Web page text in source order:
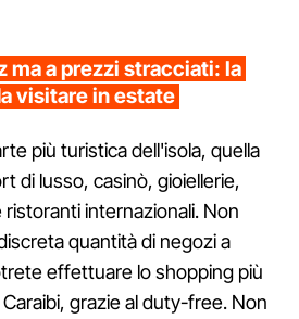
ma a prezzi stracciati: la
visitare in estate
più turistica dell'isola, quella
di lusso, casinò, gioiellerie,
internazionali. Non
quantità di negozi a
effettuare lo shopping più
grazie al duty-free. Non